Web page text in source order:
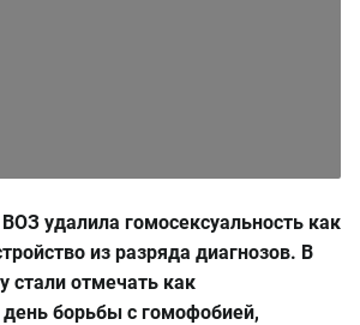
удалила гомосексуальность как
из разряда диагнозов. В
стали отмечать как
борьбы с гомофобией,